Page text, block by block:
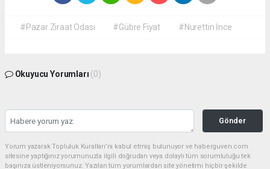
#Pazar Ziraat Odası #Gübre Fiyat #Nurettin İnce
Okuyucu Yorumları (0)
Gönder
Yorum yazarak Topluluk Kuralları’nı kabul etmiş bulunuyor ve haberguven.com
sitesine yaptığınız yorumunuzla ilgili doğrudan veya dolaylı tüm sorumluluğu tek
başınıza üstleniyorsunuz. Yazılan tüm yorumlardan site yönetimi hiçbir şekilde